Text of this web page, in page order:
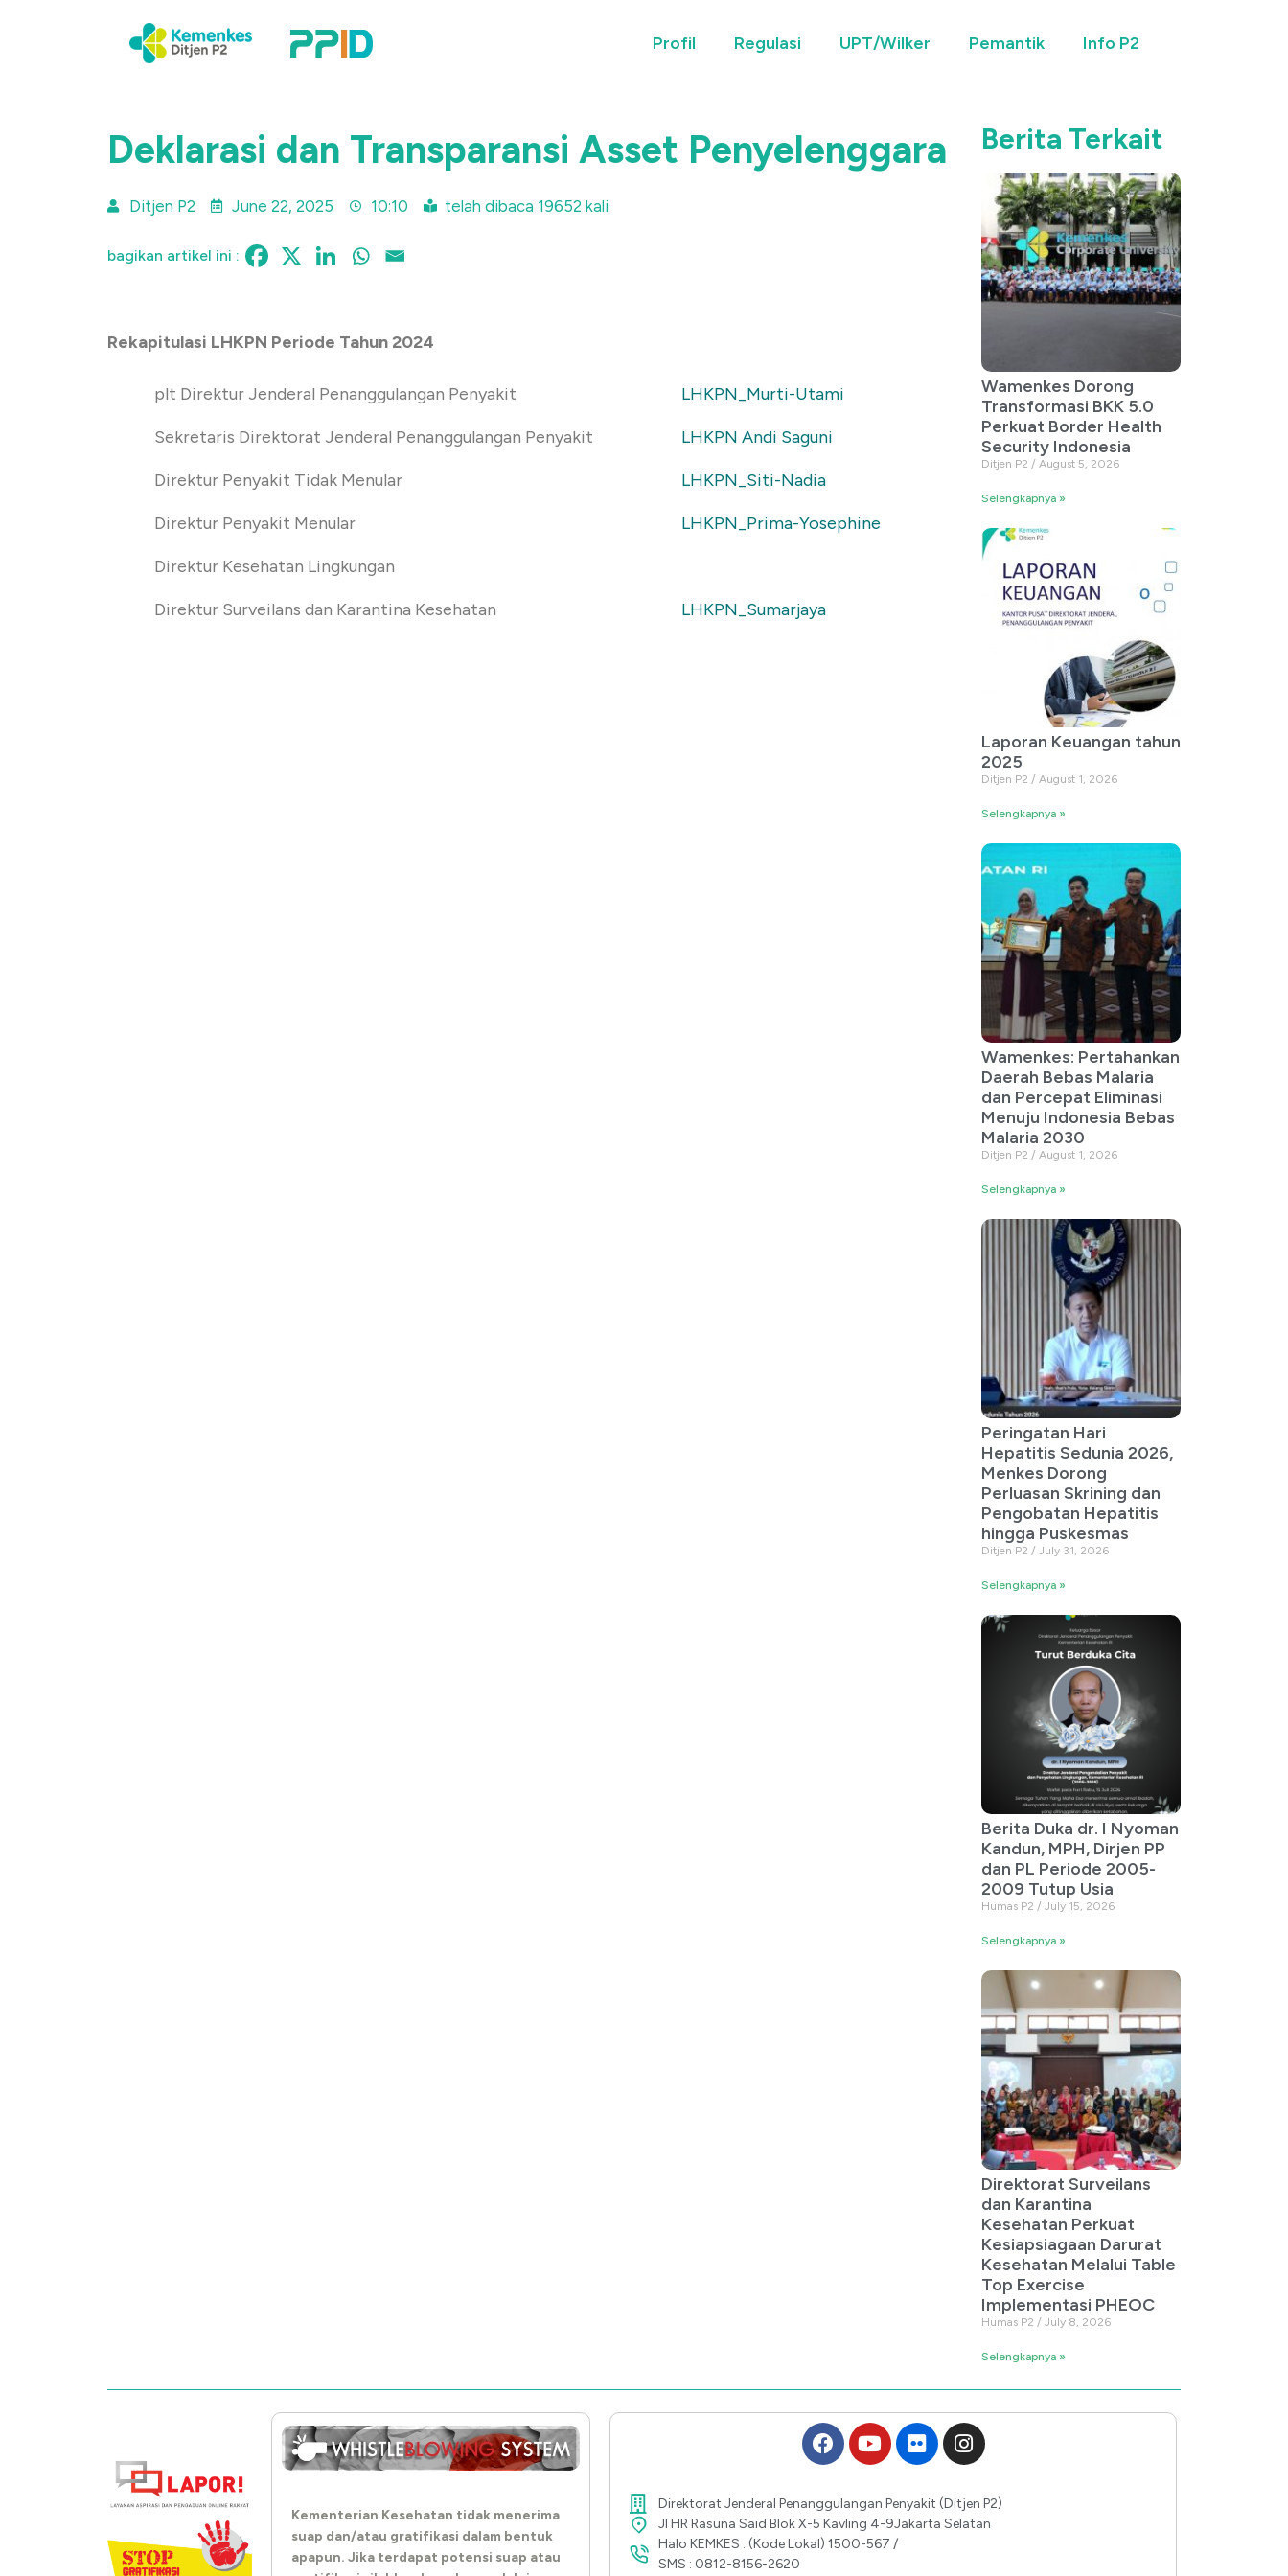
Profil Regulasi UPT/Wilker Pemantik Info P2
Deklarasi dan Transparansi Asset Penyelenggara
Ditjen P2 June 22, 2025 10:10 telah dibaca 19652 kali
bagikan artikel ini :
Rekapitulasi LHKPN Periode Tahun 2024
plt Direktur Jenderal Penanggulangan Penyakit LHKPN_Murti-Utami
Sekretaris Direktorat Jenderal Penanggulangan Penyakit LHKPN Andi Saguni
Direktur Penyakit Tidak Menular LHKPN_Siti-Nadia
Direktur Penyakit Menular LHKPN_Prima-Yosephine
Direktur Kesehatan Lingkungan
Direktur Surveilans dan Karantina Kesehatan LHKPN_Sumarjaya
Berita Terkait
Wamenkes Dorong
Transformasi BKK 5.0
Perkuat Border Health
Security Indonesia
Ditjen P2 August 5, 2026
Selengkapnya »
Laporan Keuangan tahun
2025
Ditjen P2 August 1, 2026
Selengkapnya »
Wamenkes: Pertahankan
Daerah Bebas Malaria
dan Percepat Eliminasi
Menuju Indonesia Bebas
Malaria 2030
Ditjen P2 August 1, 2026
Selengkapnya »
Peringatan Hari
Hepatitis Sedunia 2026,
Menkes Dorong
Perluasan Skrining dan
Pengobatan Hepatitis
hingga Puskesmas
Ditjen P2 July 31, 2026
Selengkapnya »
Berita Duka dr. I Nyoman
Kandun, MPH, Dirjen PP
dan PL Periode 2005-
2009 Tutup Usia
Humas P2 July 15, 2026
Selengkapnya »
Direktorat Surveilans
dan Karantina
Kesehatan Perkuat
Kesiapsiagaan Darurat
Kesehatan Melalui Table
Top Exercise
Implementasi PHEOC
Humas P2 July 8, 2026
Selengkapnya »
Kementerian Kesehatan tidak menerima
suap dan/atau gratifikasi dalam bentuk
apapun. Jika terdapat potensi suap atau
Direktorat Jenderal Penanggulangan Penyakit (Ditjen P2)
Jl HR Rasuna Said Blok X-5 Kavling 4-9Jakarta Selatan
Halo KEMKES : (Kode Lokal) 1500-567 /
SMS : 0812-8156-2620